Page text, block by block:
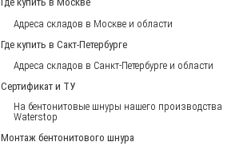
Адреса складов в Москве и области
Где купить в Сакт-Петербурге
Адреса складов в Санкт-Петербурге и области
Сертификат и ТУ
На бентонитовые шнуры нашего производства
Waterstop
Монтаж бентонитового шнура